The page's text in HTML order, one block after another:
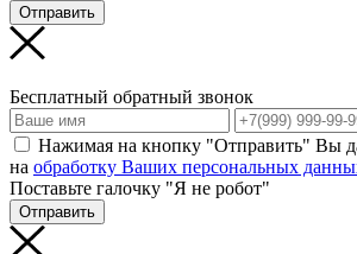
Отправить
Бесплатный обратный звонок
Нажимая на кнопку "Отправить" Вы
на обработку Ваших персональных
Поставьте галочку "Я не робот"
Отправить